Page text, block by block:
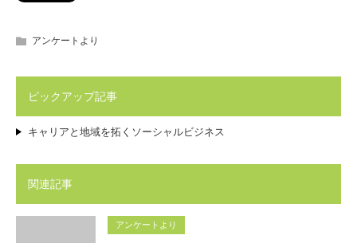
アンケートより
ピックアップ記事
キャリアと地域を拓くソーシャルビジネス
関連記事
アンケートより